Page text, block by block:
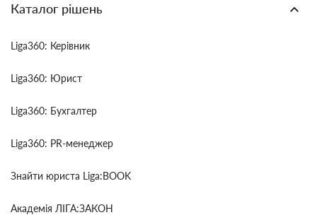
Каталог рішень
Liga360: Керівник
Liga360: Юрист
Liga360: Бухгалтер
Liga360: PR-менеджер
Знайти юриста Liga:BOOK
Академія ЛІГА:ЗАКОН